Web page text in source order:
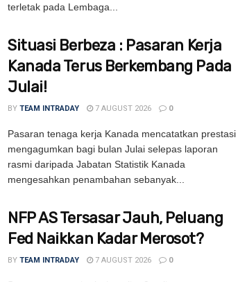
terletak pada Lembaga...
Situasi Berbeza : Pasaran Kerja
Kanada Terus Berkembang Pada
Julai!
BY TEAM INTRADAY 7 AUGUST 2026 0
Pasaran tenaga kerja Kanada mencatatkan prestasi
mengagumkan bagi bulan Julai selepas laporan
rasmi daripada Jabatan Statistik Kanada
mengesahkan penambahan sebanyak...
NFP AS Tersasar Jauh, Peluang
Fed Naikkan Kadar Merosot?
BY TEAM INTRADAY 7 AUGUST 2026 0